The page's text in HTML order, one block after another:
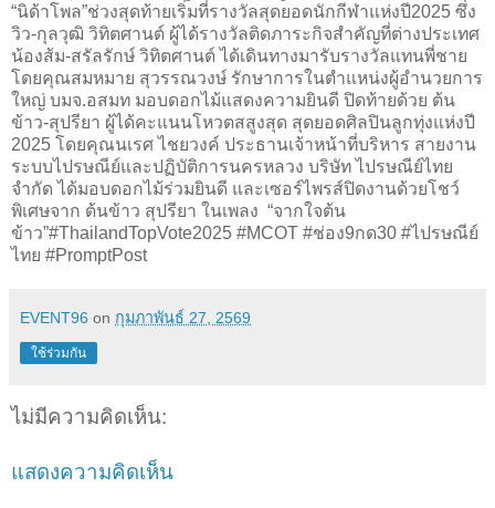
“นิด้าโพล”ช่วงสุดท้ายเริ่มที่รางวัลสุดยอดนักกีฬาแห่งปี2025 ซึ่ง
วิว-กุลวุฒิ วิทิตศานต์ ผู้ได้รางวัลติดภาระกิจสำคัญที่ต่างประเทศ
น้องส้ม-สรัลรักษ์ วิทิตศานต์ ได้เดินทางมารับรางวัลแทนพี่ชาย
โดยคุณสมหมาย สุวรรณวงษ์ รักษาการในตำแหน่งผู้อำนวยการ
ใหญ่ บมจ.อสมท มอบดอกไม้แสดงความยินดี ปิดท้ายด้วย ต้น
ข้าว-สุปรียา ผู้ได้คะแนนโหวตสสูงสุด สุดยอดศิลปินลูกทุ่งแห่งปี
2025 โดยคุณนเรศ ไชยวงค์ ประธานเจ้าหน้าที่บริหาร สายงาน
ระบบไปรษณีย์และปฏิบัติการนครหลวง บริษัท ไปรษณีย์ไทย
จำกัด ได้มอบดอกไม้ร่วมยินดี และเซอร์ไพรส์ปิดงานด้วยโชว์
พิเศษจาก ต้นข้าว สุปรียา ในเพลง “จากใจต้น
ข้าว”#ThailandTopVote2025 #MCOT #ช่อง9กด30 #ไปรษณีย์
ไทย #PromptPost
EVENT96 on กุมภาพันธ์ 27, 2569
ใช้ร่วมกัน
ไม่มีความคิดเห็น:
แสดงความคิดเห็น